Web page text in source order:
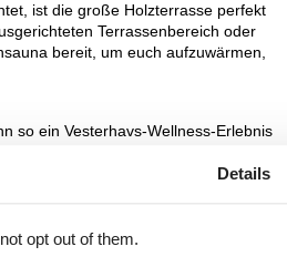
ist die große Holzterrasse perfekt
Terrassenbereich oder
bereit, um euch aufzuwärmen,
so ein Vesterhavs-Wellness-Erlebnis
Sauna müsst, könnt ihr auch am
oder einen Shoppingausflug habt,
oder den direkteren Weg durch die
Ihr könnt sie direkt im Büro
Details
opt out of them.